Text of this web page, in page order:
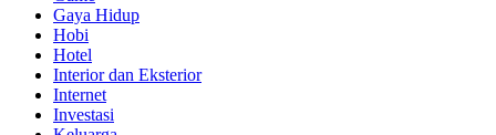
Gaya Hidup
Hobi
Hotel
Interior dan Eksterior
Internet
Investasi